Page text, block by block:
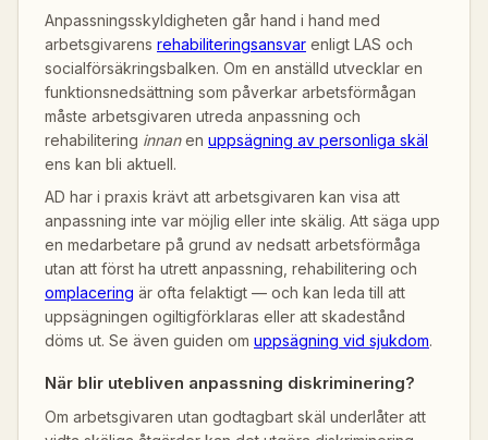
Anpassningsskyldigheten går hand i hand med
arbetsgivarens rehabiliteringsansvar enligt LAS och
socialförsäkringsbalken. Om en anställd utvecklar en
funktionsnedsättning som påverkar arbetsförmågan
måste arbetsgivaren utreda anpassning och
rehabilitering innanen uppsägning av personliga skäl
ens kan bli aktuell.
AD har i praxis krävt att arbetsgivaren kan visa att
anpassning inte var möjlig eller inte skälig. Att säga upp
en medarbetare på grund av nedsatt arbetsförmåga
utan att först ha utrett anpassning, rehabilitering och
omplacering är ofta felaktigt — och kan leda till att
uppsägningen ogiltigförklaras eller att skadestånd
döms ut. Se även guiden om uppsägning vid sjukdom.
När blir utebliven anpassning diskriminering?
Om arbetsgivaren utan godtagbart skäl underlåter att